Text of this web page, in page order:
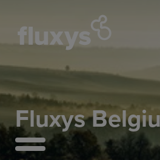
Fluxys